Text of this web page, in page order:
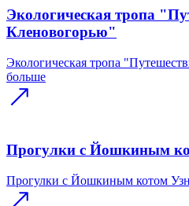
Экологическая тропа
Кленовогорью"
Экологическая тропа
больше
Прогулки с Йошкиным
Прогулки с Йошкиным котом